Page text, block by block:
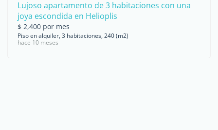
Lujoso apartamento de 3 habitaciones con una
joya escondida en Helioplis
$ 2,400 por mes
Piso en alquiler, 3 habitaciones, 240 (m2)
hace 10 meses